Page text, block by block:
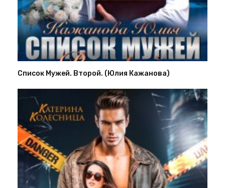
Список Мужей. Второй. (Юлия Кажанова)